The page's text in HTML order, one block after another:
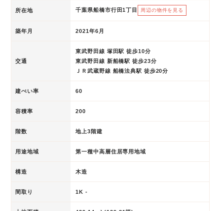
所在地 千葉県船橋市行田1丁目 周辺の物件を見る
築年月 2021年6月
交通
東武野田線 塚田駅 徒歩10分
東武野田線 新船橋駅 徒歩23分
ＪＲ武蔵野線 船橋法典駅 徒歩20分
建ぺい率 60
容積率 200
階数 地上3階建
用途地域 第一種中高層住居専用地域
構造 木造
間取り 1K -